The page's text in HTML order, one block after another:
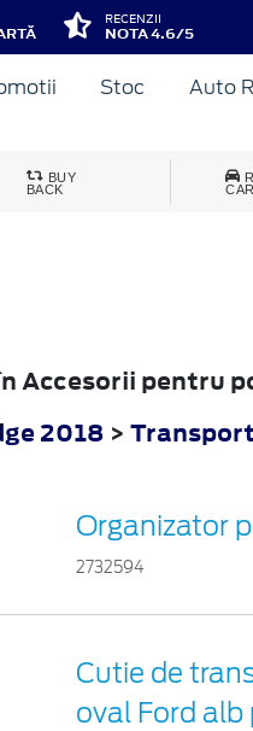
RECENZII
NOTA 4.6/5
Stoc Auto
BUY
BACK
CAR
Accesorii pentru
2018 > Transport
Organizator
2732594
Cutie de
oval Ford alb